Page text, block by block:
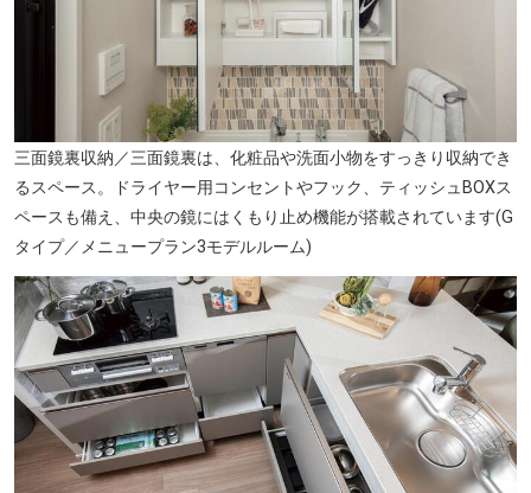
市立東我孫子中学校(徒歩2分・約110m)
三面鏡裏収納／三面鏡裏は、化粧品や洗面小物をすっきり収納でき
るスペース。ドライヤー用コンセントやフック、ティッシュBOXス
ペースも備え、中央の鏡にはくもり止め機能が搭載されています(G
タイプ／メニュープラン3モデルルーム)